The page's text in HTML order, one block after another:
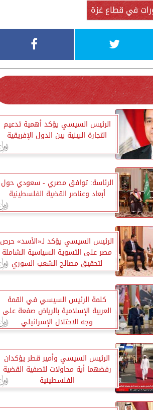
في قطاع غزة
الرئيس السيسي يؤكد أهمية تدعيم
التجارة البينية بين الدول الإفريقية
الرئاسة: توافق مصري - سعودي حول
أبعاد وعناصر القضية الفلسطينية
الرئيس السيسي يؤكد لـ«الأسد» حرص
مصر على التسوية السياسية الشاملة
لتحقيق مصالح الشعب السوري
كلمة الرئيس السيسي في القمة
العربية الإسلامية بالرياض صفعة على
وجه الاحتلال الإسرائيلي
الرئيس السيسي وأمير قطر يؤكدان
رفضهما أية محاولات لتصفية القضية
الفلسطينية